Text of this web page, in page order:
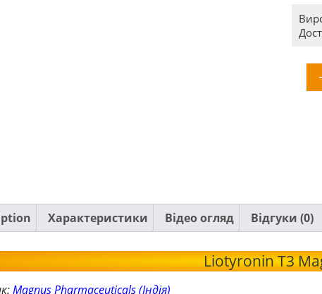
-
Характеристики Відео огляд Відгуки (0)
Liotyronin T3
Magnus Pharmaceuticals (Індія)